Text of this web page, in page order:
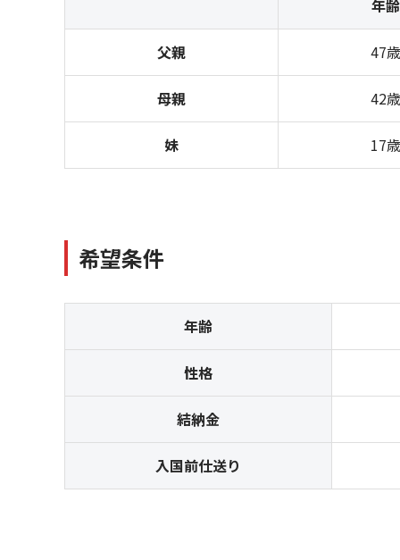
年齢
父親 47歳
母親 42歳
妹 17歳
希望条件
年齢
性格
結納金
入国前仕送り